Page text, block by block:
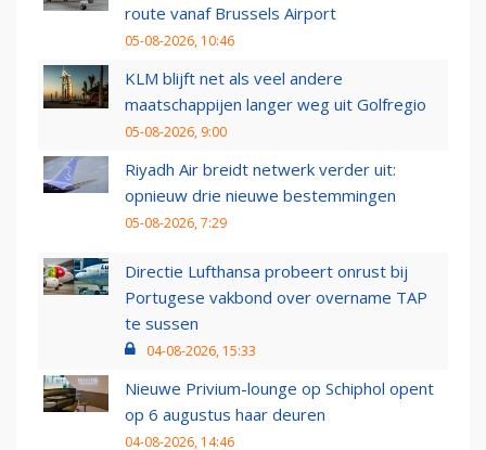
route vanaf Brussels Airport
05-08-2026, 10:46
KLM blijft net als veel andere
maatschappijen langer weg uit Golfregio
05-08-2026, 9:00
Riyadh Air breidt netwerk verder uit:
opnieuw drie nieuwe bestemmingen
05-08-2026, 7:29
Directie Lufthansa probeert onrust bij
Portugese vakbond over overname TAP
te sussen
04-08-2026, 15:33
Nieuwe Privium-lounge op Schiphol opent
op 6 augustus haar deuren
04-08-2026, 14:46